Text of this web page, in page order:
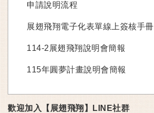
申請說明流程
展翅飛翔電子化表單線上簽核手冊
114-2展翅飛翔說明會簡報
115年圓夢計畫說明會簡報
歡迎加入【展翅飛翔】LINE社群